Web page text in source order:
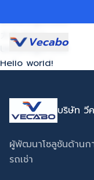
Vecabo
Uncategorized
カテゴリー
Uncategorized
Hello world!
บริษัท วี
ผู้พัฒนาโซลูชันด้านก
รถเช่า